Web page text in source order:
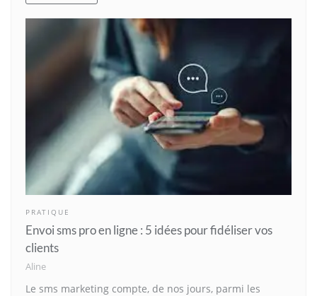
PRATIQUE
Envoi sms pro en ligne : 5 idées pour fidéliser vos
clients
Aline
Le sms marketing compte, de nos jours, parmi les